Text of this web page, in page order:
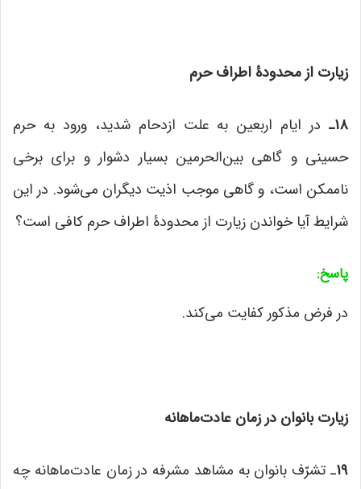
زیارت از محدودۀ اطراف حرم
۱۸ـ در ایام اربعین به علت ازدحام شدید، ورود به حرم
حسینی و گاهی بین‌الحرمین بسیار دشوار و برای برخی
ناممکن است، و گاهی موجب اذیت دیگران می‌شود. در این
شرایط آیا خواندن زیارت از محدودۀ اطراف حرم کافی است؟
پاسخ:
در فرض مذکور کفایت می‌کند.
زیارت بانوان در زمان عادت‌ماهانه
۱۹ـ تشرّف بانوان به مشاهد مشرفه در زمان عادت‌ماهانه چه